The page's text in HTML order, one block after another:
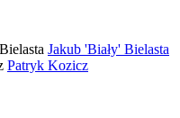
Jakub 'Biały' Bielasta
Patryk Kozicz